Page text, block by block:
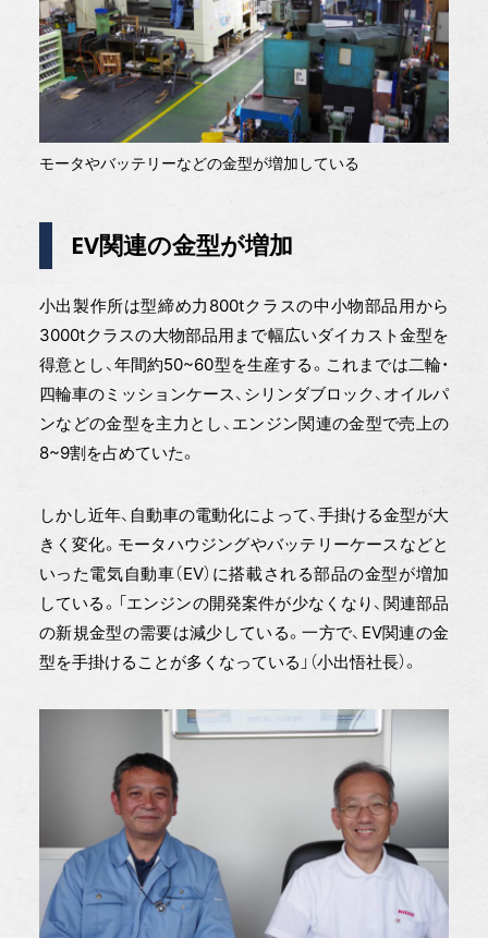
モータやバッテリーなどの金型が増加している
EV関連の金型が増加
小出製作所は型締め力800tクラスの中小物部品用から
3000tクラスの大物部品用まで幅広いダイカスト金型を
得意とし、年間約50~60型を生産する。これまでは二輪・
四輪車のミッションケース、シリンダブロック、オイルパ
ンなどの金型を主力とし、エンジン関連の金型で売上の
8~9割を占めていた。
しかし近年、自動車の電動化によって、手掛ける金型が大
きく変化。モータハウジングやバッテリーケースなどと
いった電気自動車（EV）に搭載される部品の金型が増加
している。「エンジンの開発案件が少なくなり、関連部品
の新規金型の需要は減少している。一方で、EV関連の金
型を手掛けることが多くなっている」（小出悟社長）。